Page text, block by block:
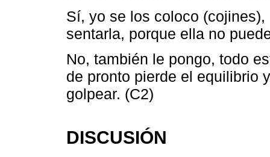
Sí, yo se los coloco
sentarla, porque ella no
No, también le pongo, todo
de pronto pierde el equilibrio
golpear. (C2)
DISCUSIÓN